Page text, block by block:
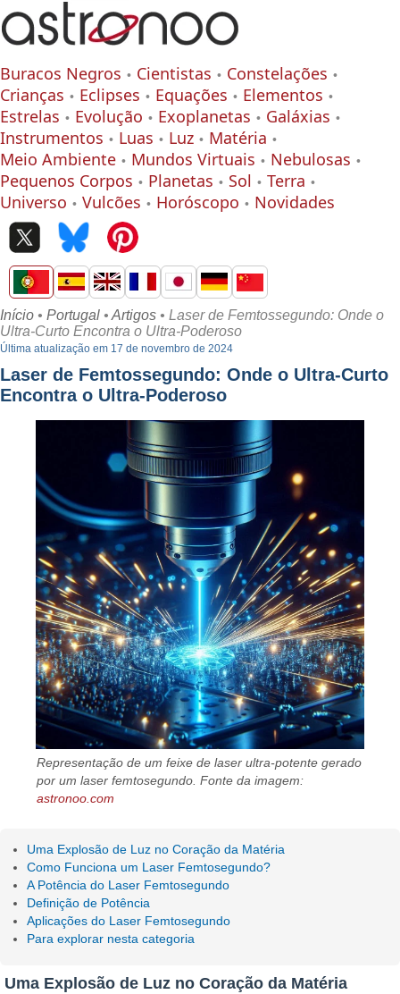
Buracos Negros Cientistas
Constelações
Crianças
Eclipses Equações
Elementos
Estrelas
Evolução Exoplanetas
Galáxias
Instrumentos
Luas Luz
Matéria
Meio Ambiente
Mundos Virtuais
Nebulosas
Pequenos Corpos
Planetas Sol
Terra
Universo
Vulcões Horóscopo Novidades
Início • Portugal • Artigos • Laser de Femtossegundo: Onde o
Ultra-Curto Encontra o Ultra-Poderoso
Última atualização em 17 de novembro de 2024
Laser de Femtossegundo: Onde o Ultra-Curto
Encontra o Ultra-Poderoso
Representação de um feixe de laser ultra-potente gerado
por um laser femtosegundo. Fonte da imagem:
astronoo.com
Uma Explosão de Luz no Coração da Matéria
Como Funciona um Laser Femtosegundo?
A Potência do Laser Femtosegundo
Definição de Potência
Aplicações do Laser Femtosegundo
Para explorar nesta categoria
Uma Explosão de Luz no Coração da Matéria